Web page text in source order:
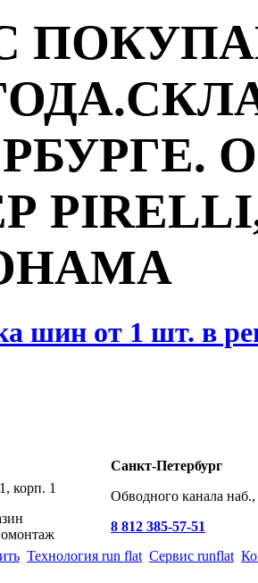
шин от 1 шт. в
корп. 1
Санкт-Петербург
Обводного канала
8 812 385-57-51
Технология run flat Сервис runflat